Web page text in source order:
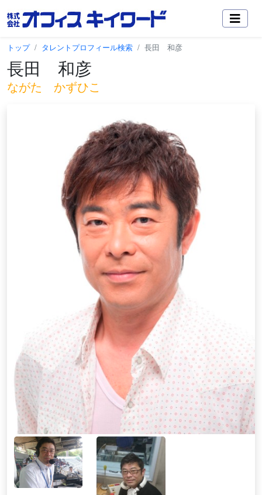
トップ タレントプロフィール検索 長田 和彦
長田 和彦
ながた かずひこ